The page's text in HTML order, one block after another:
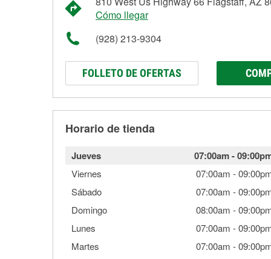
Cómo llegar
(928) 213-9304
FOLLETO DE OFERTAS
Horario de tienda
Jueves 07:00am-
Viernes 07:00am -
Sábado
07:00am -
Domingo
08:00am -
Lunes
07:00am -
Martes
07:00am -